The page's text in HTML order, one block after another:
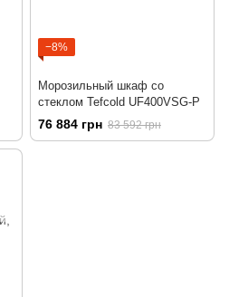
−8%
Морозильный шкаф со
стеклом Tefcold UF400VSG-P
76 884 грн 83 592 грн